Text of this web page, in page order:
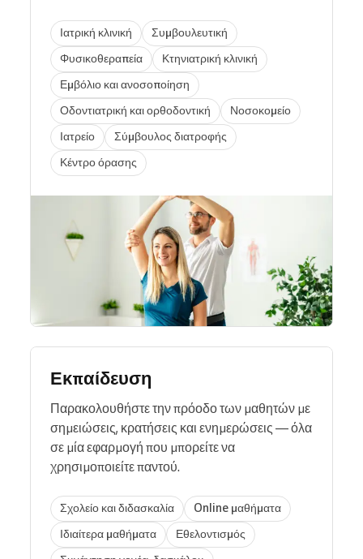
Ιατρική κλινική
Συμβουλευτική
Φυσικοθεραπεία
Κτηνιατρική κλινική
Εμβόλιο και ανοσοποίηση
Οδοντιατρική και ορθοδοντική
Νοσοκομείο
Ιατρείο
Σύμβουλος διατροφής
Κέντρο όρασης
Εκπαίδευση
Παρακολουθήστε την πρόοδο των μαθητών με
σημειώσεις, κρατήσεις και ενημερώσεις — όλα
σε μία εφαρμογή που μπορείτε να
χρησιμοποιείτε παντού.
Σχολείο και διδασκαλία
Online μαθήματα
Ιδιαίτερα μαθήματα
Εθελοντισμός